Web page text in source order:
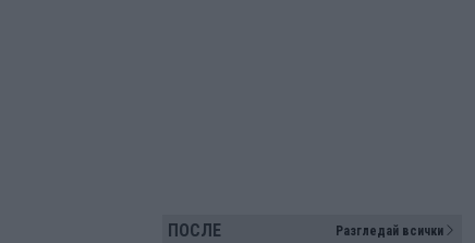
ПОСЛЕ Разгледай всички